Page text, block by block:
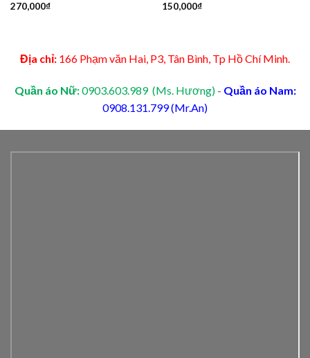
270,000₫
150,000₫
Địa chỉ: 166 Phạm văn Hai, P3, Tân Bình, Tp Hồ Chí Minh.
Quần áo Nữ:0903.603.989 (Ms. Hương) - Quần áo Nam:
0908.131.799 (Mr.An)